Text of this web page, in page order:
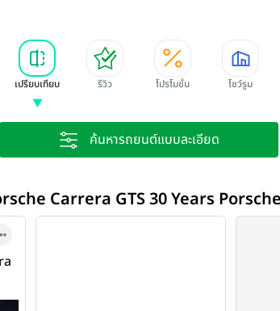
เปรียบเทียบ รีวิว โปรโมชั่น โชว์รูม
ค้นหารถยนต์แบบละเอียด
Carrera GTS 30 Years